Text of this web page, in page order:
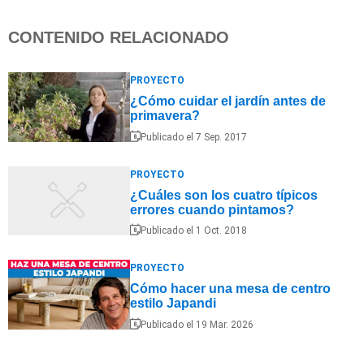
CONTENIDO RELACIONADO
PROYECTO
¿Cómo cuidar el jardín antes de
primavera?
Publicado el 7 Sep. 2017
PROYECTO
¿Cuáles son los cuatro típicos
errores cuando pintamos?
Publicado el 1 Oct. 2018
PROYECTO
Cómo hacer una mesa de centro
estilo Japandi
Publicado el 19 Mar. 2026